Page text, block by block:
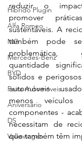
Híbrido Plugin
Alfa Romeo
MG
Mercedes-Benz
BYD
Feira Automóveis
Aniversário
DS
Volkswagen
reduzir o
promover
sustentáveis. A
também pode
problemática,
quantidade
sólidos e
automóveis
menos
componentes -
necessitam de
que também têm